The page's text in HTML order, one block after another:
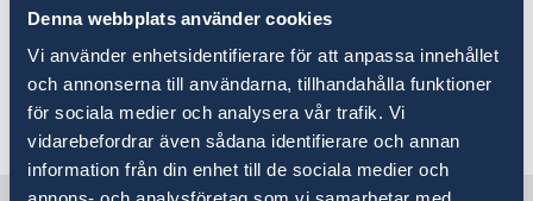
Denna webbplats använder cookies
Vi använder enhetsidentifierare för att anpassa innehållet
och annonserna till användarna, tillhandahålla funktioner
för sociala medier och analysera vår trafik. Vi
vidarebefordrar även sådana identifierare och annan
information från din enhet till de sociala medier och
din beställning av släktutredning eller
personbevis.
Senast uppdaterad 18 jan. 2018, 11.48